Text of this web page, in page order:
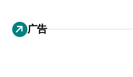
广告